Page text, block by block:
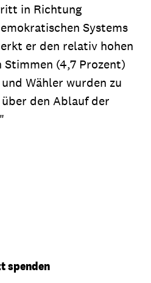
in Richtung
Systems
er den relativ hohen
(4,7 Prozent)
Wähler wurden zu
den Ablauf der
spenden